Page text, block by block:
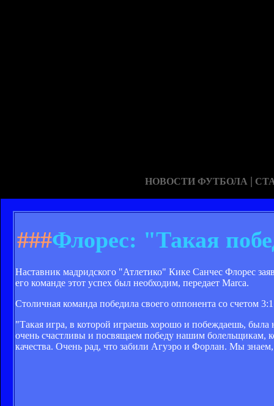
НОВОСТИ ФУТБОЛА |
###Флорес: "Такая
Наставник мадридского "Атлетико" Кике Санчес Флорес
его команде этот успех был необходим, передает Marca.
Столичная команда победила своего оппонента со счетом
"Такая игра, в которой играешь хорошо и побеждаешь,
очень счастливы и посвящаем победу нашим болельщикам,
качества. Очень рад, что забили Агуэро и Форлан. Мы